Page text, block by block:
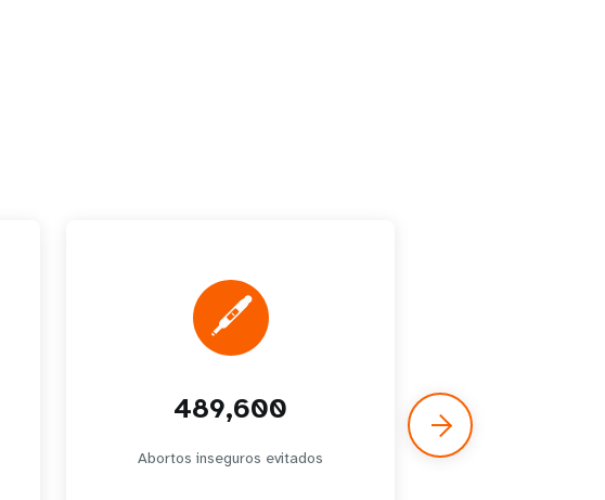
489,600
Abortos inseguros evitados